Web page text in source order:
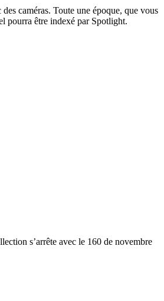
caméras. Toute une époque, que vous
pourra être indexé par Spotlight.
s’arrête avec le 160 de novembre